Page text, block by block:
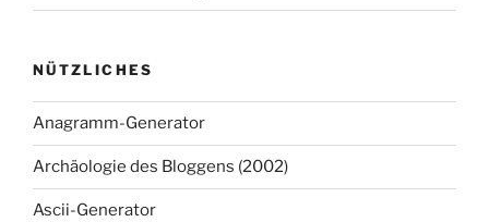
NÜTZLICHES
Anagramm-Generator
Archäologie des Bloggens (2002)
Ascii-Generator